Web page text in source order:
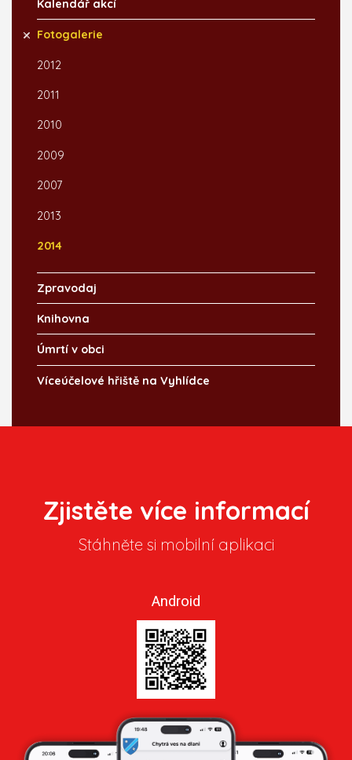
Kalendář akcí
Fotogalerie
2012
2011
2010
2009
2007
2013
2014
Zpravodaj
Knihovna
Úmrtí v obci
Víceúčelové hřiště na Vyhlídce
Zjistěte více informací
Stáhněte si mobilní aplikaci
Android